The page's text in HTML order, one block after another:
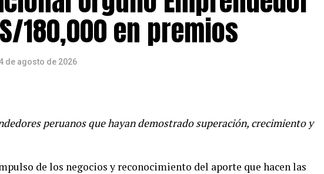
180,000 en premios
de agosto de 2026
peruanos que hayan demostrado superación, crecimiento y
de los negocios y reconocimiento del aporte que hacen las